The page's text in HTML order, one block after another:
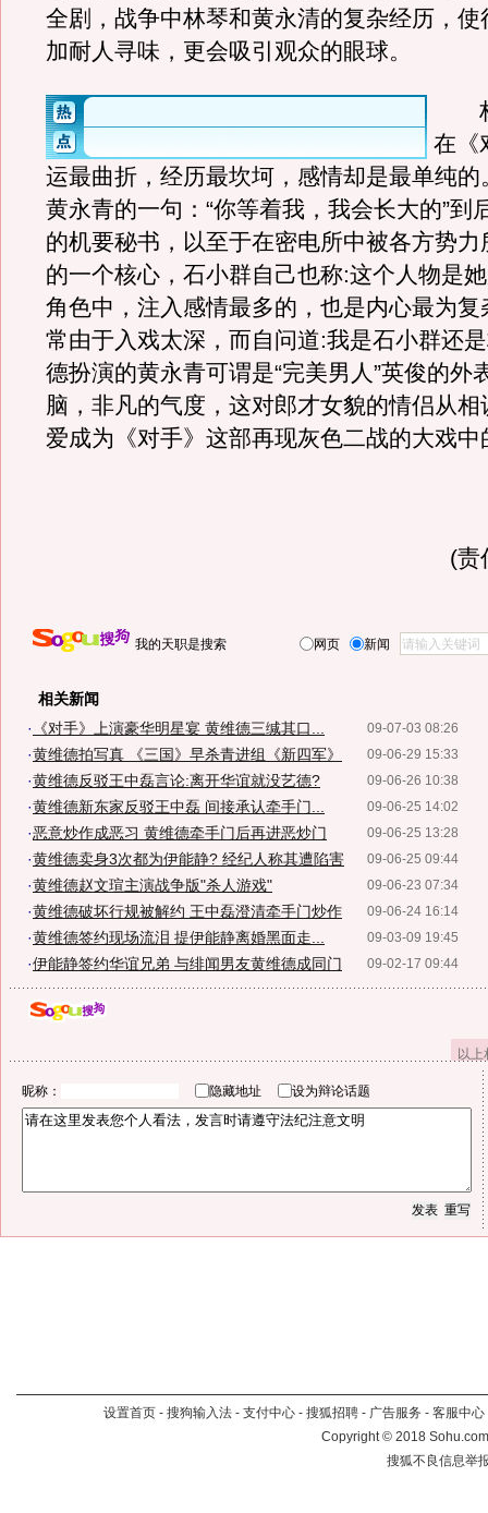
全剧，战争中林琴和黄永清的复杂经历，使
加耐人寻味，更会吸引观众的眼球。
林
在《
运最曲折，经历最坎坷，感情却是最单纯的
黄永青的一句：“你等着我，我会长大的”到
的机要秘书，以至于在密电所中被各方势力
的一个核心，石小群自己也称:这个人物是
角色中，注入感情最多的，也是内心最为复
常由于入戏太深，而自问道:我是石小群还
德扮演的黄永青可谓是“完美男人”英俊的外
脑，非凡的气度，这对郎才女貌的情侣从相
爱成为《对手》这部再现灰色二战的大戏中
(责
我的天职是搜索 网页 新闻
相关新闻
09-07-03 08:26
· 《对手》上演豪华明星宴 黄维德三缄其口...
09-06-29 15:33
·黄维德拍写真 《三国》早杀青进组《新四军》
09-06-26 10:38
·黄维德反驳王中磊言论:离开华谊就没艺德?
09-06-25 14:02
·黄维德新东家反驳王中磊 间接承认牵手门...
09-06-25 13:28
·恶意炒作成恶习 黄维德牵手门后再进恶炒门
09-06-25 09:44
·黄维德卖身3次都为伊能静? 经纪人称其遭陷害
09-06-23 07:34
·黄维德赵文瑄主演战争版"杀人游戏"
09-06-24 16:14
·黄维德破坏行规被解约 王中磊澄清牵手门炒作
09-03-09 19:45
·黄维德签约现场流泪 提伊能静离婚黑面走...
09-02-17 09:44
·伊能静签约华谊兄弟 与绯闻男友黄维德成同门
以
昵称： 隐藏地址 设为辩论话题
设置首页 - 搜狗输入法 - 支付中心 - 搜狐招聘 - 广告服务 - 客服中心
Copyright©2018
搜狐不良信息举